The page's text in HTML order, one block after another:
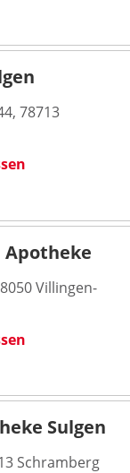
78713
Apotheke
Villingen-
Sulgen
Schramberg